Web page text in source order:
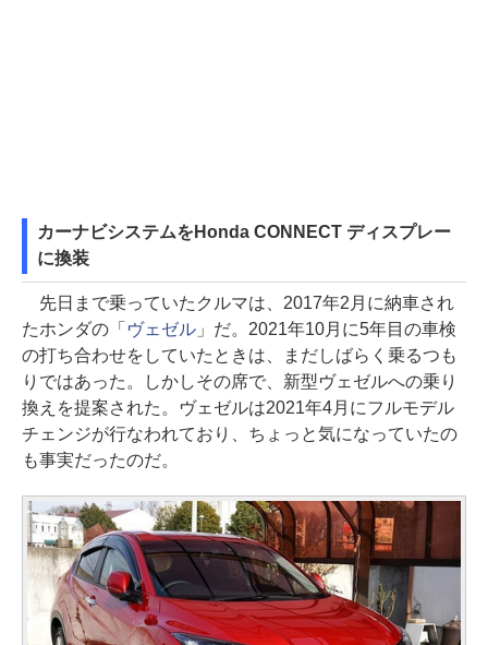
カーナビシステムをHonda CONNECT ディスプレー
に換装
先日まで乗っていたクルマは、2017年2月に納車され
たホンダの「 ヴェゼル」だ。2021年10月に5年目の車検
の打ち合わせをしていたときは、まだしばらく乗るつも
りではあった。しかしその席で、新型ヴェゼルへの乗り
換えを提案された。ヴェゼルは2021年4月にフルモデル
チェンジが行なわれており、ちょっと気になっていたの
も事実だったのだ。